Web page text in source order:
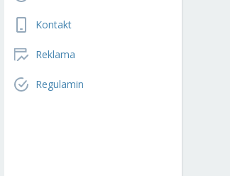
Kontakt
Reklama
Regulamin